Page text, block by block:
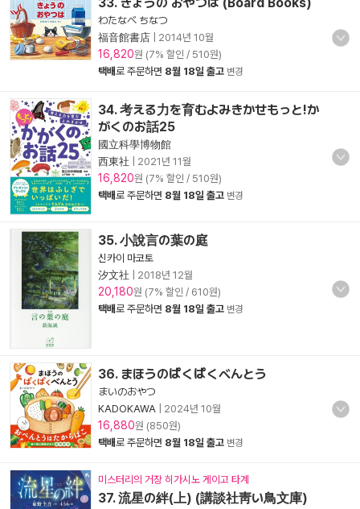
わたなべ ちなつ
福音館書店
2014년 10월
16,820원 (7% 할인 / 510원)
택배로 주문하면 8월 18일 출고 변경
34. 考える力を育むよみきかせもっと!か
がくのお話25
國立科學博物館
西東社
2021년 11월
16,820원 (7% 할인 / 510원)
택배로 주문하면 8월 18일 출고 변경
35. 小說言の葉の庭
신카이 마코토
汐文社
2018년 12월
20,180원 (7% 할인 / 610원)
택배로 주문하면 8월 18일 출고 변경
36. まほうのぱくぱくべんとう
まいのおやつ
KADOKAWA
2024년 10월
16,880원 (850원)
택배로 주문하면 8월 18일 출고 변경
미스터리의 거장 히가시노 게이고 타계
37. 流星の絆(上) (講談社靑い鳥文庫)